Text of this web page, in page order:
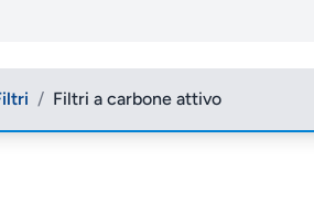
/ Filtri a carbone attivo